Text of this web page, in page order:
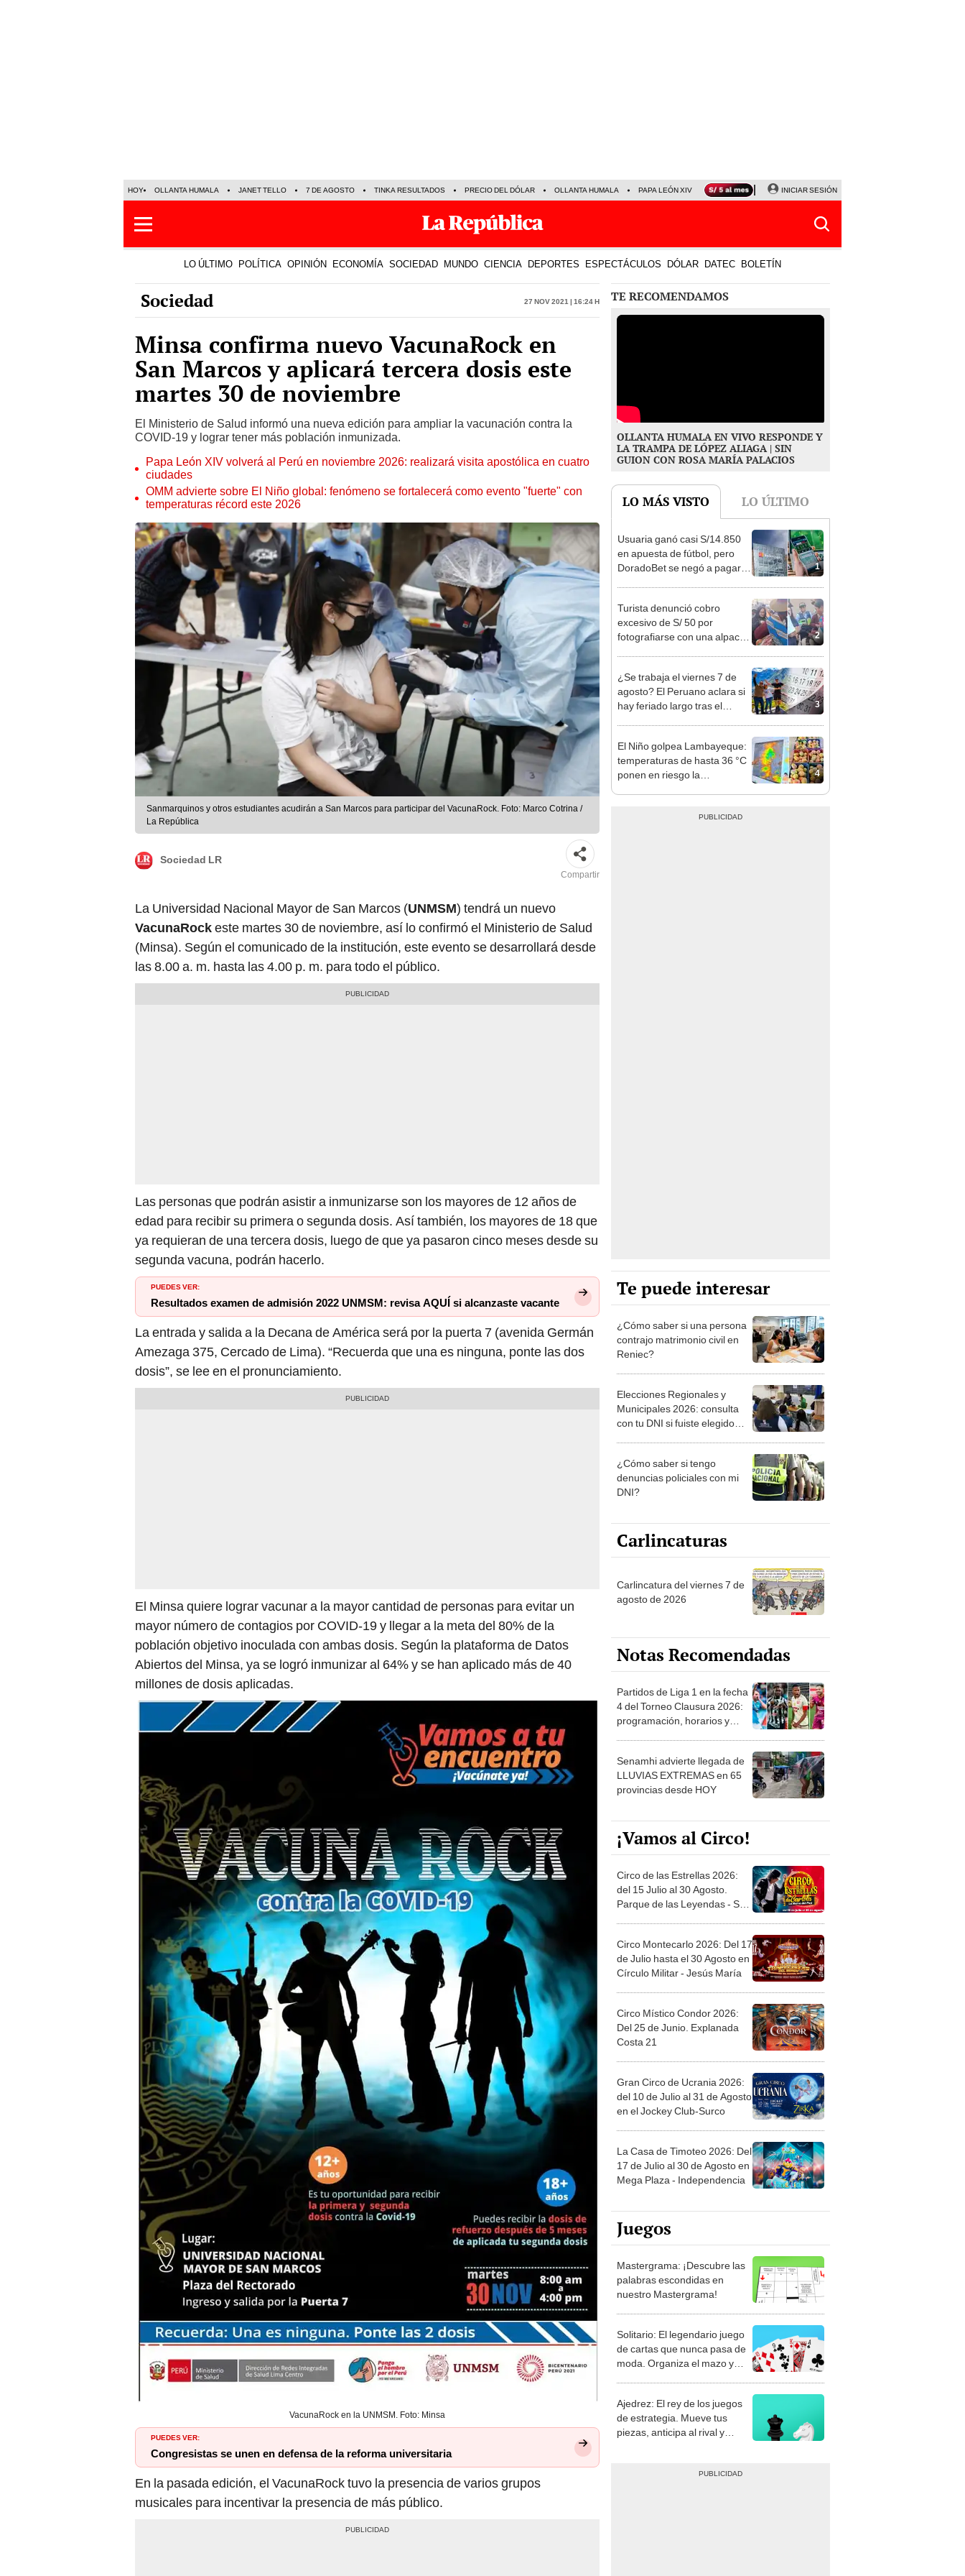
HOY OLLANTA HUMALA JANET TELLO 7 DE AGOSTO TINKA RESULTADOS PRECIO DEL DÓLAR OLLANTA HUMALA PAPA LEÓN XIV NALDY SALDAÑA LA BELLA LUZ
INICIAR SESIÓN
LO ÚLTIMO POLÍTICA OPINIÓN ECONOMÍA SOCIEDAD MUNDO CIENCIA DEPORTES ESPECTÁCULOS DÓLAR DATEC BOLETÍN
Sociedad 27 Nov 2021 | 16:24 h
Minsa confirma nuevo VacunaRock en
San Marcos y aplicará tercera dosis este
martes 30 de noviembre
El Ministerio de Salud informó una nueva edición para ampliar la vacunación contra la
COVID-19 y lograr tener más población inmunizada.
Papa León XIV volverá al Perú en noviembre 2026: realizará visita apostólica en cuatro
ciudades
OMM advierte sobre El Niño global: fenómeno se fortalecerá como evento "fuerte" con
temperaturas récord este 2026
Sanmarquinos y otros estudiantes acudirán a San Marcos para participar del VacunaRock. Foto: Marco Cotrina /
La República
Sociedad LR
Compartir
La Universidad Nacional Mayor de San Marcos (UNMSM) tendrá un nuevo
VacunaRockeste martes 30 de noviembre, así lo confirmó el Ministerio de Salud
(Minsa). Según el comunicado de la institución, este evento se desarrollará desde
las 8.00 a. m. hasta las 4.00 p. m. para todo el público.
Las personas que podrán asistir a inmunizarse son los mayores de 12 años de
edad para recibir su primera o segunda dosis. Así también, los mayores de 18 que
ya requieran de una tercera dosis, luego de que ya pasaron cinco meses desde su
segunda vacuna, podrán hacerlo.
PUEDES VER:
Resultados examen de admisión 2022 UNMSM: revisa AQUÍ si alcanzaste vacante
La entrada y salida a la Decana de América será por la puerta 7 (avenida Germán
Amezaga 375, Cercado de Lima). “Recuerda que una es ninguna, ponte las dos
dosis”, se lee en el pronunciamiento.
El Minsa quiere lograr vacunar a la mayor cantidad de personas para evitar un
mayor número de contagios por COVID-19 y llegar a la meta del 80% de la
población objetivo inoculada con ambas dosis. Según la plataforma de Datos
Abiertos del Minsa, ya se logró inmunizar al 64% y se han aplicado más de 40
millones de dosis aplicadas.
VacunaRock en la UNMSM. Foto: Minsa
PUEDES VER:
Congresistas se unen en defensa de la reforma universitaria
En la pasada edición, el VacunaRock tuvo la presencia de varios grupos
musicales para incentivar la presencia de más público.
TE RECOMENDAMOS
OLLANTA HUMALA EN VIVO RESPONDE Y
LA TRAMPA DE LÓPEZ ALIAGA | SIN
GUION CON ROSA MARÍA PALACIOS
LO MÁS VISTO LO ÚLTIMO
1
Usuaria ganó casi S/14.850
en apuesta de fútbol, pero
DoradoBet se negó a pagar:
2
Turista denunció cobro
excesivo de S/ 50 por
fotografiarse con una alpaca
3
¿Se trabaja el viernes 7 de
agosto? El Peruano aclara si
hay feriado largo tras el
4
El Niño golpea Lambayeque:
temperaturas de hasta 36 °C
ponen en riesgo la
Te puede interesar
¿Cómo saber si una persona
contrajo matrimonio civil en
Reniec?
Elecciones Regionales y
Municipales 2026: consulta
con tu DNI si fuiste elegido
la ONPE
¿Cómo saber si tengo
denuncias policiales con mi
DNI?
Carlincaturas
Carlincatura del viernes 7 de
agosto de 2026
Notas Recomendadas
Partidos de Liga 1 en la fecha
4 del Torneo Clausura 2026:
programación, horarios y
Senamhi advierte llegada de
LLUVIAS EXTREMAS en 65
provincias desde HOY
¡Vamos al Circo!
Circo de las Estrellas 2026:
del 15 Julio al 30 Agosto.
Parque de las Leyendas - San
Circo Montecarlo 2026: Del 17
de Julio hasta el 30 Agosto en
Círculo Militar - Jesús María
Circo Místico Condor 2026:
Del 25 de Junio. Explanada
Costa 21
Gran Circo de Ucrania 2026:
del 10 de Julio al 31 de Agosto
en el Jockey Club-Surco
La Casa de Timoteo 2026: Del
17 de Julio al 30 de Agosto en
Mega Plaza - Independencia
Juegos
Mastergrama: ¡Descubre las
palabras escondidas en
nuestro Mastergrama!
Solitario: El legendario juego
de cartas que nunca pasa de
moda. Organiza el mazo y
Ajedrez: El rey de los juegos
de estrategia. Mueve tus
piezas, anticipa al rival y